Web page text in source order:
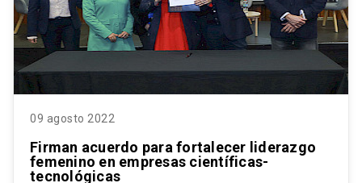
09 agosto 2022
Firman acuerdo para fortalecer liderazgo
femenino en empresas científicas-
tecnológicas